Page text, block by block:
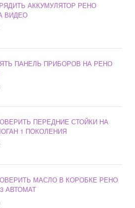
АККУМУЛЯТОР РЕНО
ВИДЕО
ПАНЕЛЬ ПРИБОРОВ НА РЕНО
ПЕРЕДНИЕ СТОЙКИ НА
1 ПОКОЛЕНИЯ
МАСЛО В КОРОБКЕ РЕНО
АВТОМАТ